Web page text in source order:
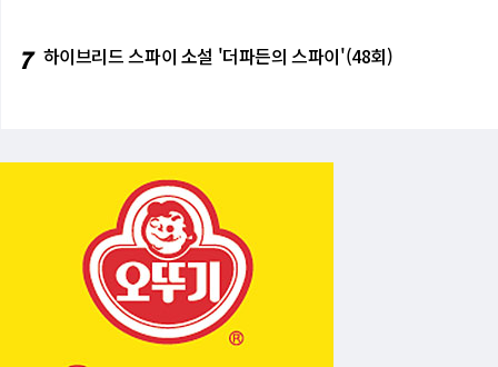
7 하이브리드 스파이 소설 '더파든의 스파이'(48회)